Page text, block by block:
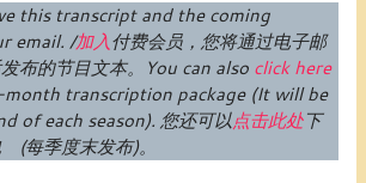
this transcript and the coming
email. /加入付费会员 ，您将通过电子邮
布的节目文本。
You can also click here
transcription package (It will be
of each season). 您还可以点击此处下
每季度末发布)。